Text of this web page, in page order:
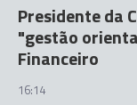
Presidente da
"gestão
Financeiro
16:14